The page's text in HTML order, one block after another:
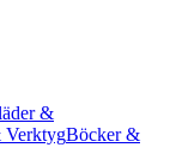
&
Böcker &